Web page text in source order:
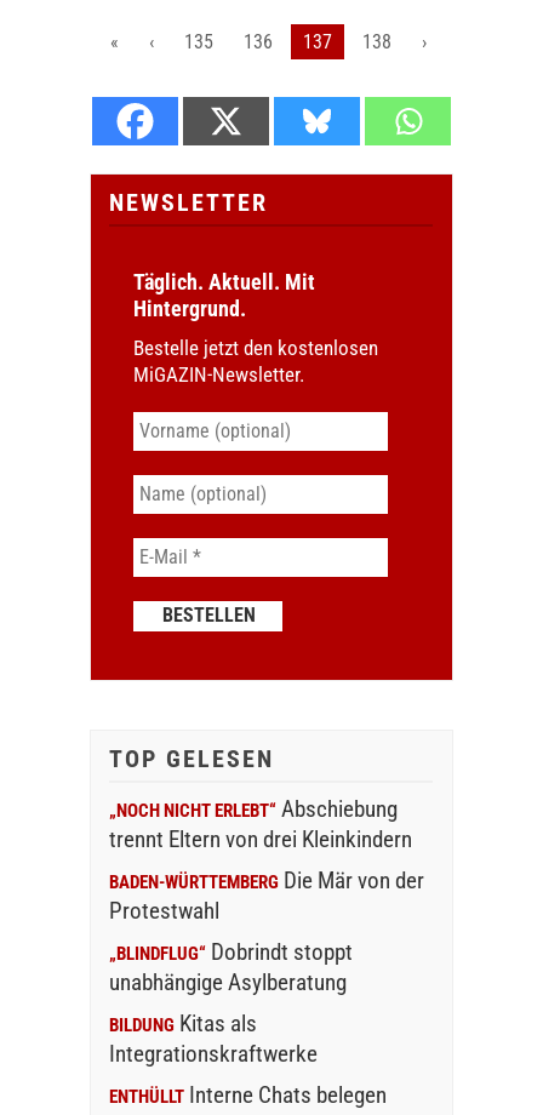
« ‹ 135 136 137 138 ›
NEWSLETTER
Täglich. Aktuell. Mit
Hintergrund.
Bestelle jetzt den kostenlosen
MiGAZIN-Newsletter.
TOP GELESEN
„NOCH NICHT ERLEBT“ Abschiebung
trennt Eltern von drei Kleinkindern
BADEN-WÜRTTEMBERG Die Mär von der
Protestwahl
„BLINDFLUG“ Dobrindt stoppt
unabhängige Asylberatung
BILDUNG Kitas als
Integrationskraftwerke
ENTHÜLLT Interne Chats belegen